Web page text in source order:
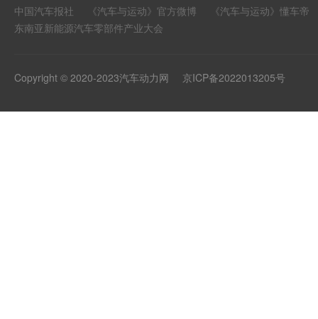
中国汽车报社 《汽车与运动》官方微博
《汽车与运动》懂车帝
东南亚新能源汽车零部件产业大会
Copyright © 2020-2023汽车动力网 京ICP备2022013205号